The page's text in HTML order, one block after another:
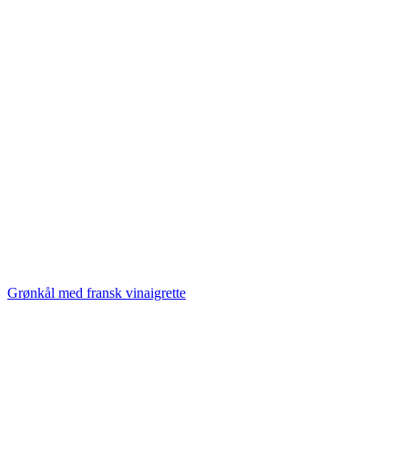
Grønkål med fransk vinaigrette